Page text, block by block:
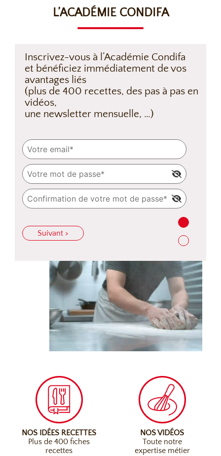
L’ACADÉMIE CONDIFA
Inscrivez-vous à l’Académie Condifa
et bénéficiez immédiatement de vos
avantages liés
(plus de 400 recettes, des pas à pas en
vidéos,
une newsletter mensuelle, …)
Suivant >
NOS IDÉES RECETTES
Plus de 400 fiches
recettes
NOS VIDÉOS
Toute notre
expertise métier